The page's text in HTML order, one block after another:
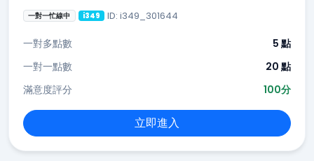
一對一忙線中 i349 ID: i349_301644
一對多點數
5 點
一對一點數
20 點
滿意度評分
100分
立即進入